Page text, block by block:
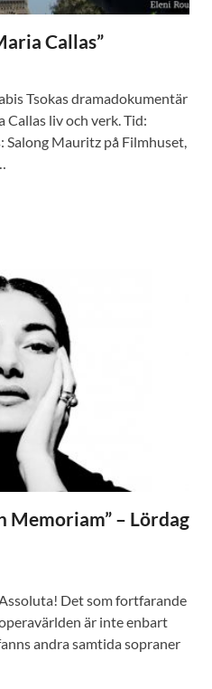
Callas”
Tsokas dramadokumentär
Callas liv och verk. Tid:
Salong Mauritz på Filmhuset,
Memoriam” – Lördag
Det som fortfarande
är inte enbart
andra samtida sopraner